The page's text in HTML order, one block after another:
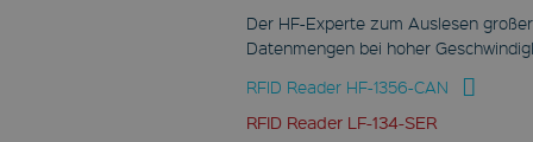
Der HF-Experte zum Auslesen großer
Datenmengen bei hoher
RFID Reader HF-1356-CAN
RFID Reader LF-134-SER
www.fabmatics.com
1 Monat
Dieses Cookie wird vom
verwendet, um die